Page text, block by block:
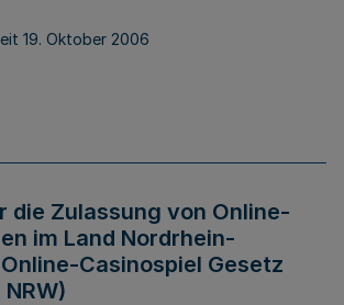
19. Oktober 2006
die Zulassung von Online-
im Land Nordrhein-
Casinospiel Gesetz
NRW)